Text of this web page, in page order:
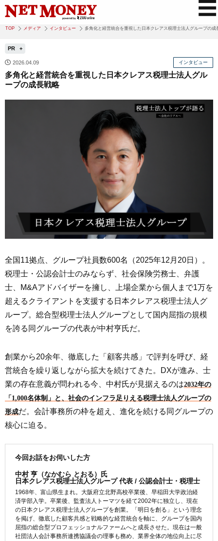
TOP メディア インタビュー 多角化と経営統合を重視した日本クレアス税理士法人グループの成
PR
2026.04.09 インタビュー
多角化と経営統合を重視した日本クレアス税理士法人グル
ープの成長戦略
全国11拠点、グループ社員数600名（2025年12月20日）。
税理士・公認会計士のみならず、社会保険労務士、弁護
士、M&Aアドバイザーを擁し、上場企業から個人まで1万を
超えるクライアントを支援する日本クレアス税理士法人グ
ループ。総合型税理士法人グループとして国内屈指の規模
を誇る同グループの代表が中村亨氏だ。
創業から20余年、徹底した「顧客共感」で評判を呼び、経
営統合を繰り返しながら拡大を続けてきた。DXが進み、士
業の存在意義が問われる今、中村氏が見据えるのは2032年の
「1,000名体制」と、社会のインフラ足りえる税理士法人グループの
形成だ。会計事務所の枠を超え、進化を続ける同グループの
核心に迫る。
今回お話をお伺いした方
中村 亨（なかむら とおる）氏
日本クレアス税理士法人グループ 代表 / 公認会計士・税理士
1968年、富山県生まれ。大阪府立北野高校卒業後、早稲田大学政治経
済学部入学。卒業後、監査法人トーマツを経て2002年に独立し、現在
の日本クレアス税理士法人グループを創業。「明日を創る」という理念
を掲げ、徹底した顧客共感と戦略的な経営統合を軸に、グループを国内
屈指の総合型プロフェッショナルファームへと成長させた。現在は一般
社団法人会計事務所連携協議会の理事も務め、業界全体の地位向上に尽